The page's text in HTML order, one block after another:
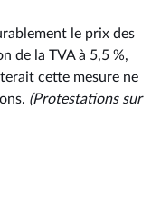
le prix des
de la TVA à 5,5 %,
cette mesure ne
(Protestations sur